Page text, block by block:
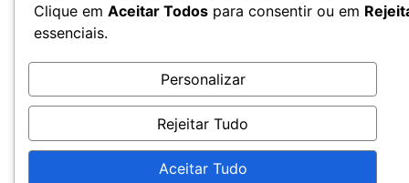
Clique em Aceitar Todos para consentir ou em
essenciais.
Personalizar
Rejeitar Tudo
Aceitar Tudo